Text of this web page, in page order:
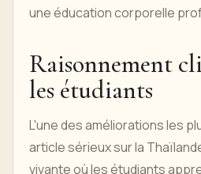
une éducation corporelle
Raisonnement
les étudiants
L'une des améliorations les
article sérieux sur la
vivante où les étudiants